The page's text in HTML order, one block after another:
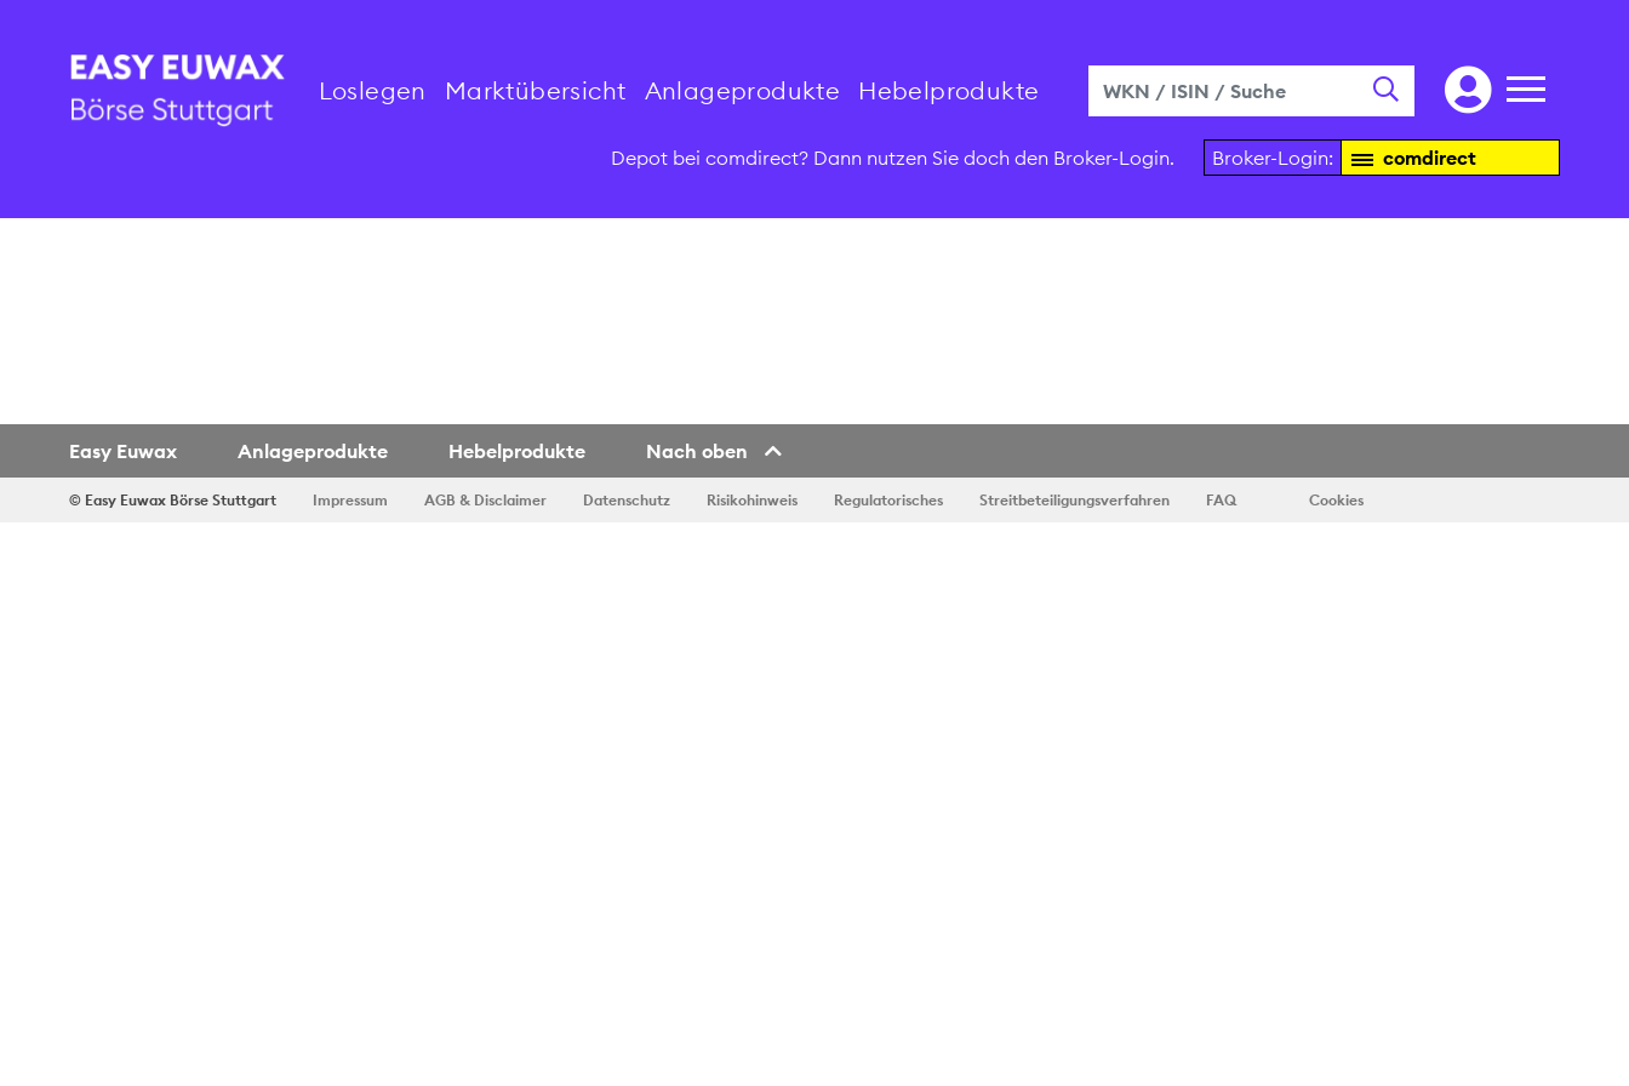
Loslegen Marktübersicht Anlageprodukte Hebelprodukte
Depot bei comdirect? Dann nutzen Sie doch den Broker-Login. Broker-Login: comdirect
Easy Euwax Anlageprodukte Hebelprodukte Nach oben
© Easy Euwax Börse Stuttgart Impressum AGB & Disclaimer Datenschutz Risikohinweis Regulatorisches Streitbeteiligungsverfahren FAQ Cookies